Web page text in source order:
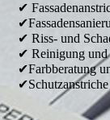
✔
✔ Riss- und
✔ Reinigung und
✔Farbberatung